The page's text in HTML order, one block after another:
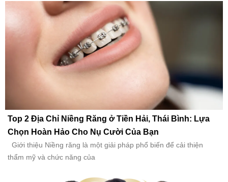
Top 2 Địa Chỉ Niềng Răng ở Tiền Hải, Thái Bình: Lựa
Chọn Hoàn Hảo Cho Nụ Cười Của Bạn
Giới thiệu Niềng răng là một giải pháp phổ biến để cải thiện
thẩm mỹ và chức năng của